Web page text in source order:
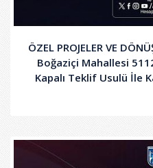
ÖZEL PROJELER VE
Boğaziçi Mahallesi
Kapalı Teklif Usulü İle